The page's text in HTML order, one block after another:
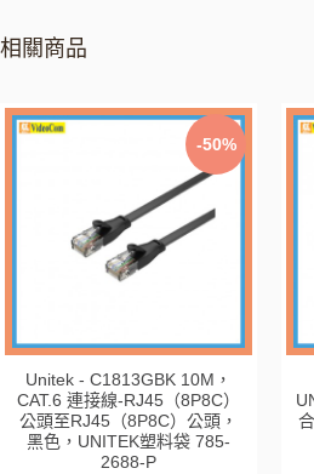
相關商品
-50%
Unitek - C1813GBK 10M，
CAT.6 連接線-RJ45（8P8C）
公頭至RJ45（8P8C）公頭，
黑色，UNITEK塑料袋 785-
2688-P